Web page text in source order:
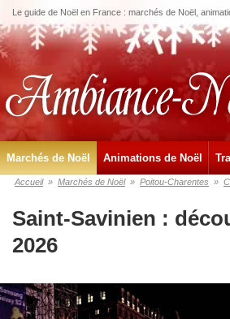
Le guide de Noël en France : marchés de Noël,
Marchés de Noël Animations de Noël
Accueil » Marchés de Noël » Poitou-Charentes »
Saint-Savinien :
2026